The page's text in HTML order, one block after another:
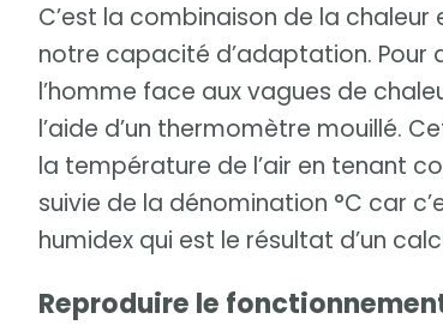
C’est la combinaison de la
notre capacité d’adaptation. Pour
l’homme face aux vagues de
l’aide d’un thermomètre mouillé.
la température de l’air en tenant
suivie de la dénomination °C car
humidex qui est le résultat d’un
Reproduire le